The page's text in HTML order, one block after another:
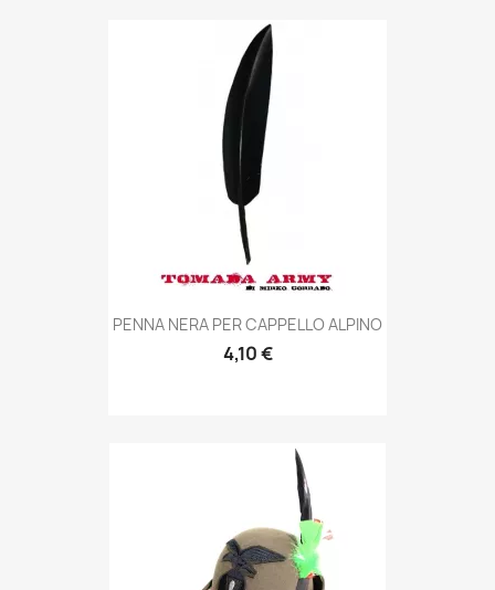
Anteprima
PENNA NERA PER CAPPELLO ALPINO
4,10 €